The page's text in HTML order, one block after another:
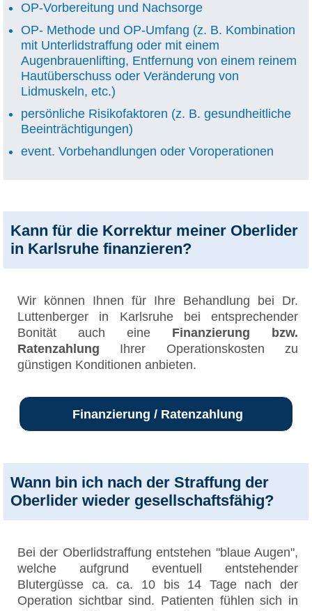
OP-Vorbereitung und Nachsorge
OP- Methode und OP-Umfang (z. B. Kombination
mit Unterlidstraffung oder mit einem
Augenbrauenlifting, Entfernung von einem reinem
Hautüberschuss oder Veränderung von
Lidmuskeln, etc.)
persönliche Risikofaktoren (z. B. gesundheitliche
Beeinträchtigungen)
event. Vorbehandlungen oder Voroperationen
Kann für die Korrektur meiner Oberlider
in Karlsruhe finanzieren?
Wir können Ihnen für Ihre Behandlung bei Dr.
Luttenberger in Karlsruhe bei entsprechender
Bonität auch eine Finanzierung bzw.
Ratenzahlung Ihrer Operationskosten zu
günstigen Konditionen anbieten.
Finanzierung / Ratenzahlung
Wann bin ich nach der Straffung der
Oberlider wieder gesellschaftsfähig?
Bei der Oberlidstraffung entstehen "blaue Augen",
welche aufgrund eventuell entstehender
Blutergüsse ca. ca. 10 bis 14 Tage nach der
Operation sichtbar sind. Patienten fühlen sich in